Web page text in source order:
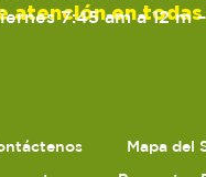
atención en todas
7:45 am a 12 m
Mapa del